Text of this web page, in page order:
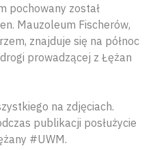
pochowany został
Mauzoleum Fischerów,
znajduje się na północ
prowadzącej z Łężan
na zdjęciach.
publikacji posłużycie
#UWM.